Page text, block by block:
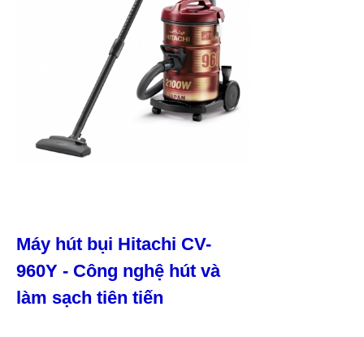
Máy hút bụi Hitachi CV-
960Y - Công nghệ hút và
làm sạch tiên tiến